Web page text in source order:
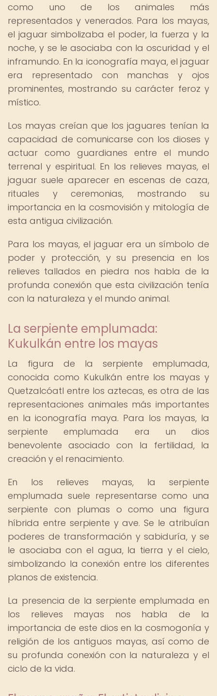
como uno de los animales más
representados y venerados. Para los mayas,
el jaguar simbolizaba el poder, la fuerza y la
noche, y se le asociaba con la oscuridad y el
inframundo. En la iconografía maya, el jaguar
era representado con manchas y ojos
prominentes, mostrando su carácter feroz y
místico.
Los mayas creían que los jaguares tenían la
capacidad de comunicarse con los dioses y
actuar como guardianes entre el mundo
terrenal y espiritual. En los relieves mayas, el
jaguar suele aparecer en escenas de caza,
rituales y ceremonias, mostrando su
importancia en la cosmovisión y mitología de
esta antigua civilización.
Para los mayas, el jaguar era un símbolo de
poder y protección, y su presencia en los
relieves tallados en piedra nos habla de la
profunda conexión que esta civilización tenía
con la naturaleza y el mundo animal.
La serpiente emplumada:
Kukulkán entre los mayas
La figura de la serpiente emplumada,
conocida como Kukulkán entre los mayas y
Quetzalcóatl entre los aztecas, es otra de las
representaciones animales más importantes
en la iconografía maya. Para los mayas, la
serpiente emplumada era un dios
benevolente asociado con la fertilidad, la
creación y el renacimiento.
En los relieves mayas, la serpiente
emplumada suele representarse como una
serpiente con plumas o como una figura
híbrida entre serpiente y ave. Se le atribuían
poderes de transformación y sabiduría, y se
le asociaba con el agua, la tierra y el cielo,
simbolizando la conexión entre los diferentes
planos de existencia.
La presencia de la serpiente emplumada en
los relieves mayas nos habla de la
importancia de este dios en la cosmogonía y
religión de los antiguos mayas, así como de
su profunda conexión con la naturaleza y el
ciclo de la vida.